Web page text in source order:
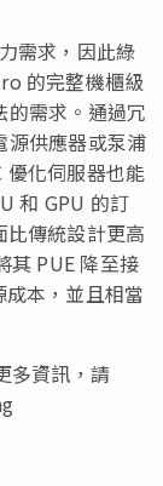
需求，因此綠
的完整機櫃級
的需求。通過冗
源供應器或泵浦
優化伺服器也能
和 GPU 的訂
傳統設計更高
PUE 降至接
本，並且相當
多資訊，請